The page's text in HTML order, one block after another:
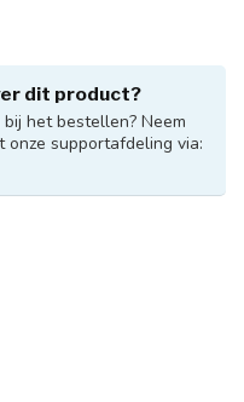
dit product?
het bestellen? Neem
supportafdeling via: